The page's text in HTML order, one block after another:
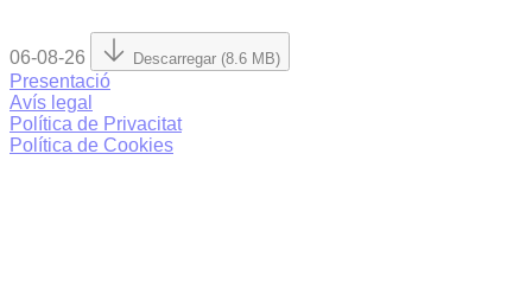
06-08-26 Descarregar (8.6 MB)
Presentació
Avís legal
Política de Privacitat
Política de Cookies